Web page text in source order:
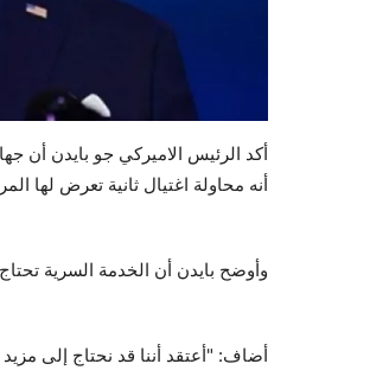
أكد الرئيس الاميركي جو بايدن أن
أنه محاولة اغتيال ثانية تعرض لها
وأوضح بايدن أن الخدمة السرية
أضاف: "أعتقد أننا قد نحتاج إلى مزيد